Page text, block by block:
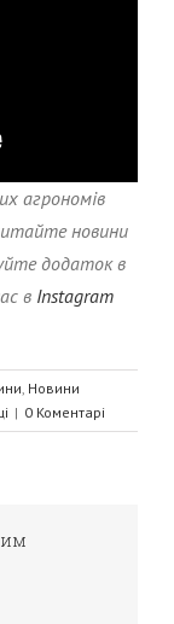
агрономів
новини
додаток в
в Instagram
Новини
| 0 Коментарі